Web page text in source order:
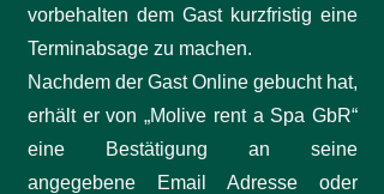
vorbehalten dem Gast kurzfristig eine
Terminabsage zu machen.
Nachdem der Gast Online gebucht hat,
erhält er von „Molive rent a Spa GbR“
eine Bestätigung an seine
angegebene Email Adresse oder